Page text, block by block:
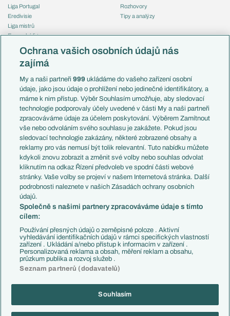
Liga Portugal
Eredivisie
Liga mistrů
Evropská liga
Mistrovství světa
Liga národů
Témata
Představení týmů MS
EuroSkauting
PL v kostce
Evropské koeficienty
Přestupy
Přestupové spekulace
Zranění
Kluby
Arsenal FC
Chelsea FC
Manchester United
AC Milán
Juventus FC
Bayern Mnichov
FC Barcelona
Real Madrid
Rozhovory
Tipy a analýzy
Česko
Francie
Itálie
Německo
Španělsko
Argentina
Brazílie
Přestupy
Zápasy
Livescore
Tipovací soutěž
Copyright © 2001-2026 EuroFotbal.cz. Využíváme zpravodajství ČTK.
Ochrana vašich osobních údajů nás
zajímá
My a naši partneři999 ukládáme do vašeho zařízení osobní
údaje, jako jsou údaje o prohlížení nebo jedinečné identifikátory, a
máme k nim přístup. Výběr Souhlasím umožňuje, aby sledovací
technologie podporovaly účely uvedené v části My a naši partneři
zpracováváme údaje za účelem poskytování. Výběrem Zamítnout
vše nebo odvoláním svého souhlasu je zakážete. Pokud jsou
sledovací technologie zakázány, některé zobrazené obsahy a
reklamy pro vás nemusí být tolik relevantní. Tuto nabídku můžete
kdykoli znovu zobrazit a změnit své volby nebo souhlas odvolat
kliknutím na odkaz Řízení předvoleb ve spodní části webové
stránky. Vaše volby se projeví v našem Internetová stránka. Další
podrobnosti naleznete v našich Zásadách ochrany osobních
údajů.
Společně s našimi partnery zpracováváme údaje s tímto
cílem:
Používání přesných údajů o zeměpisné poloze . Aktivní
vyhledávání identifikačních údajů v rámci specifických vlastností
zařízení . Ukládání a/nebo přístup k informacím v zařízení .
Personalizovaná reklama a obsah, měření reklam a obsahu,
průzkum publika a rozvoj služeb .
Seznam partnerů (dodavatelů)
Souhlasím